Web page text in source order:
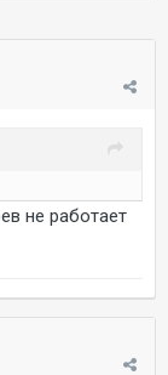
не работает